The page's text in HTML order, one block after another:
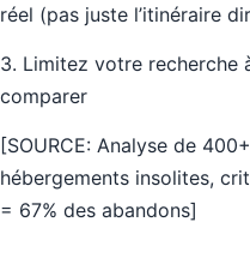
réel (pas juste l’itinéraire
3. Limitez votre recherche
comparer
[SOURCE: Analyse de
hébergements insolites,
= 67% des abandons]